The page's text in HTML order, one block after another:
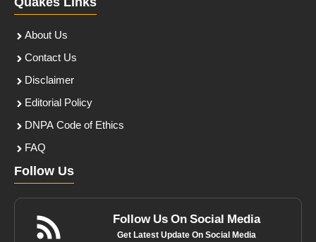
About Us
Contact Us
Disclaimer
Editorial Policy
DNPA Code of Ethics
FAQ
Follow Us
Follow Us On Social Media
Get Latest Update On Social Media